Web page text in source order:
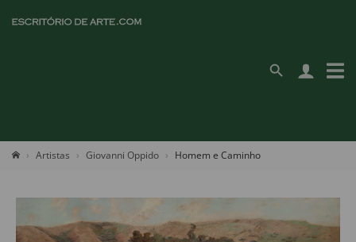
Artistas Giovanni Oppido Homem e Caminho